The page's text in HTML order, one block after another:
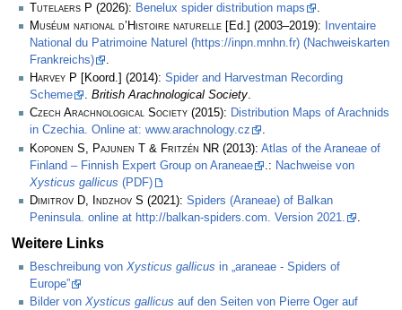
Tutelaers P (2026): Benelux spider distribution maps
Muséum national d’Histoire naturelle [Ed.] (2003–2019):
Inventaire
National du Patrimoine Naturel (https://inpn.mnhn.fr) (Nachweiskarten
Frankreichs)
.
Harvey P [Koord.] (2014): Spider and Harvestman Recording
Scheme
. British Arachnological Society.
Czech Arachnological Society (2015): Distribution Maps of Arachnids
in Czechia. Online at: www.arachnology.cz
.
Koponen S, Pajunen T & Fritzén NR (2013): Atlas of the Araneae of
Finland – Finnish Expert Group on Araneae
.: Nachweise von
Xysticus gallicus (PDF)
Dimitrov D, Indzhov S (2021): Spiders (Araneae) of Balkan
Peninsula. online at http://balkan-spiders.com. Version 2021.
.
Weitere Links
Beschreibung von Xysticus gallicus in „araneae - Spiders of
Europe”
Bilder von Xysticus gallicus auf den Seiten von Pierre Oger auf